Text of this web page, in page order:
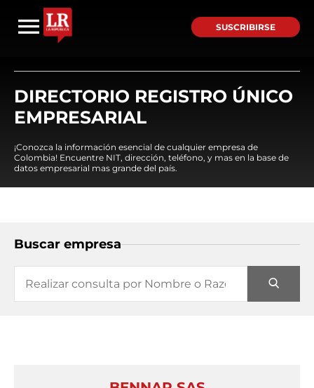
SUSCRIBIRSE
DIRECTORIO REGISTRO ÚNICO
EMPRESARIAL
¡Conozca la información esencial de cualquier empresa de
Colombia! Encuentre NIT, dirección, teléfono, y mas en la base de
datos empresarial mas grande del país.
Buscar empresa